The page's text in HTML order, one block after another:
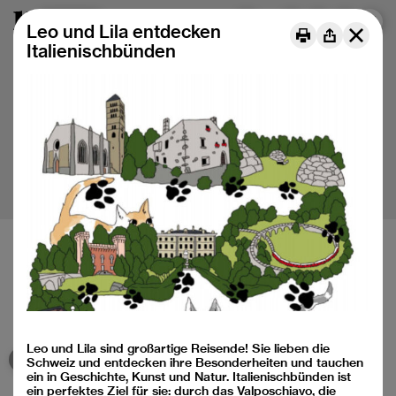
IT
Leo und Lila entdecken
Italienischbünden
Leo und Lila sind großartige Reisende! Sie lieben die
Schweiz und entdecken ihre Besonderheiten und tauchen
ein in Geschichte, Kunst und Natur. Italienischbünden ist
ein perfektes Ziel für sie: durch das Valposchiavo, die
Baukulturelle Bildung für Kinder und Jugendliche
Médiation de la culture du bâti pour les jeunes
Mediazione della cultura della costruzione per le nuove
Instagram